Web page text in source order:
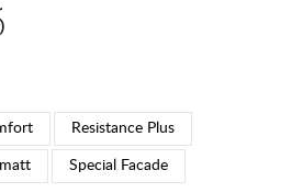
Resistance Plus
Special Faсade